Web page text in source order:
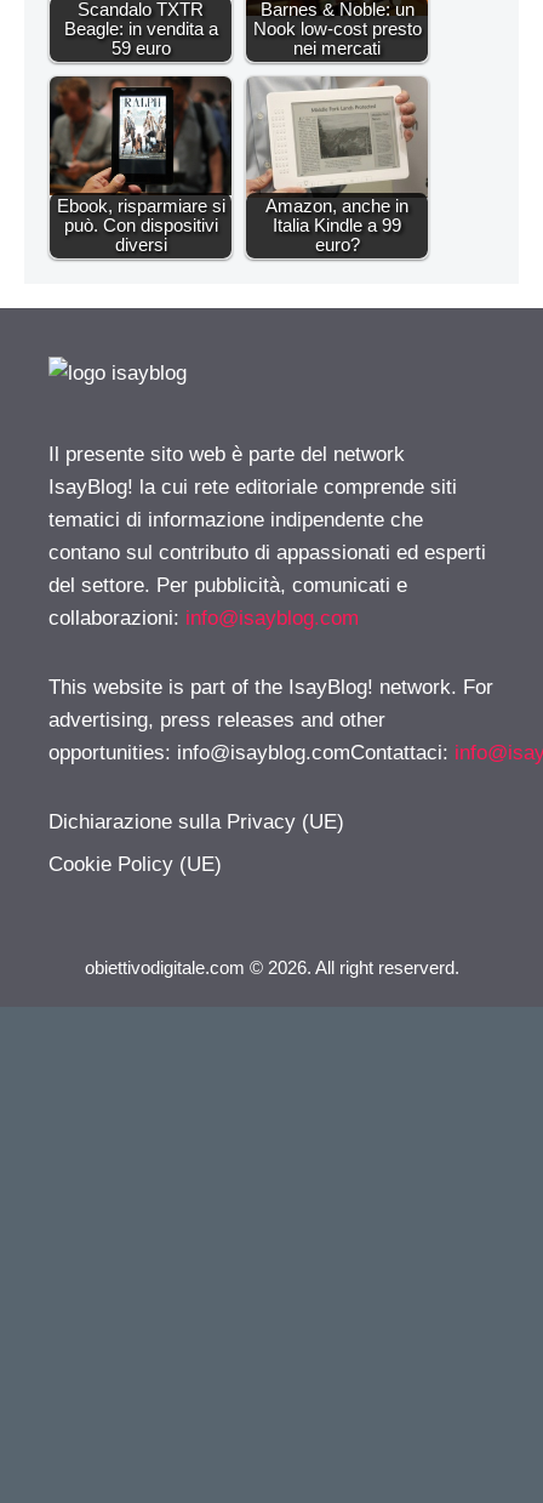
Scandalo TXTR
Beagle: in vendita a
59 euro
Barnes & Noble: un
Nook low-cost presto
nei mercati
Ebook, risparmiare si
può. Con dispositivi
diversi
Amazon, anche in
Italia Kindle a 99
euro?
Il presente sito web è parte del network
IsayBlog! la cui rete editoriale comprende siti
tematici di informazione indipendente che
contano sul contributo di appassionati ed esperti
del settore. Per pubblicità, comunicati e
collaborazioni: info@isayblog.com
This website is part of the IsayBlog! network. For
advertising, press releases and other
opportunities: info@isayblog.comContattaci:
Dichiarazione sulla Privacy (UE)
Cookie Policy (UE)
obiettivodigitale.com © 2026. All right reserverd.